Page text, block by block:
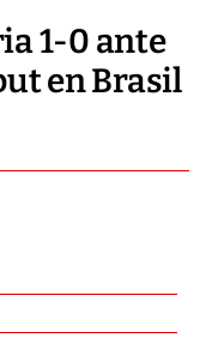
1-0 ante
en Brasil